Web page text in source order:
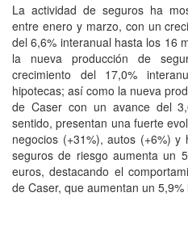
La actividad de seguros ha
entre enero y marzo, con un
del 6,6% interanual hasta los 16
la nueva producción de
crecimiento del 17,0%
hipotecas; así como la nueva
de Caser con un avance del
sentido, presentan una fuerte
negocios (+31%), autos (+6%)
seguros de riesgo aumenta un
euros, destacando el
de Caser, que aumentan un 5,9%